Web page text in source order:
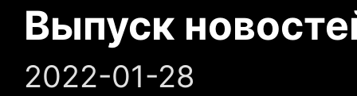
Выпуск
2022-01-28